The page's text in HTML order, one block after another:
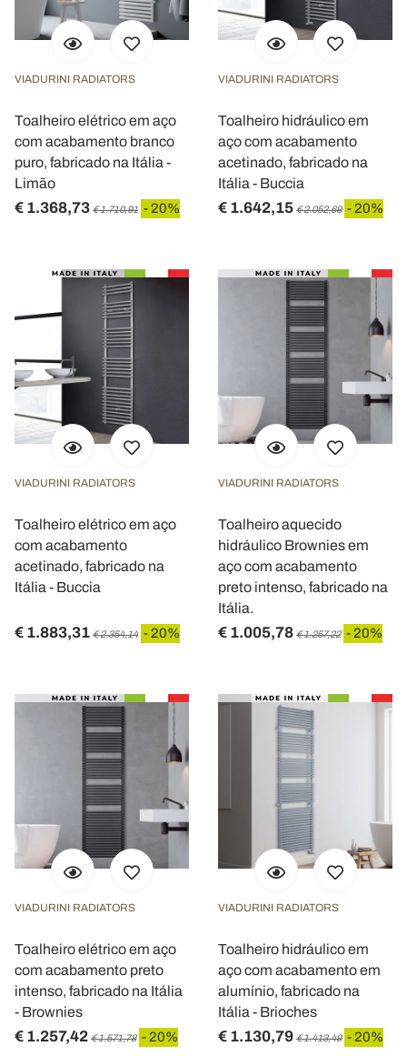
VIADURINI RADIATORS
Toalheiro elétrico em aço
com acabamento branco
puro, fabricado na Itália -
Limão
€ 1.368,73 € 1.710,91 - 20%
VIADURINI RADIATORS
Toalheiro hidráulico em
aço com acabamento
acetinado, fabricado na
Itália - Buccia
€ 1.642,15 € 2.052,69 - 20%
VIADURINI RADIATORS
Toalheiro elétrico em aço
com acabamento
acetinado, fabricado na
Itália - Buccia
€ 1.883,31 € 2.354,14 - 20%
VIADURINI RADIATORS
Toalheiro aquecido
hidráulico Brownies em
aço com acabamento
preto intenso, fabricado na
Itália.
€ 1.005,78 € 1.257,22 - 20%
VIADURINI RADIATORS
Toalheiro elétrico em aço
com acabamento preto
intenso, fabricado na Itália
- Brownies
€ 1.257,42 € 1.571,78 - 20%
VIADURINI RADIATORS
Toalheiro hidráulico em
aço com acabamento em
alumínio, fabricado na
Itália - Brioches
€ 1.130,79 € 1.413,49 - 20%